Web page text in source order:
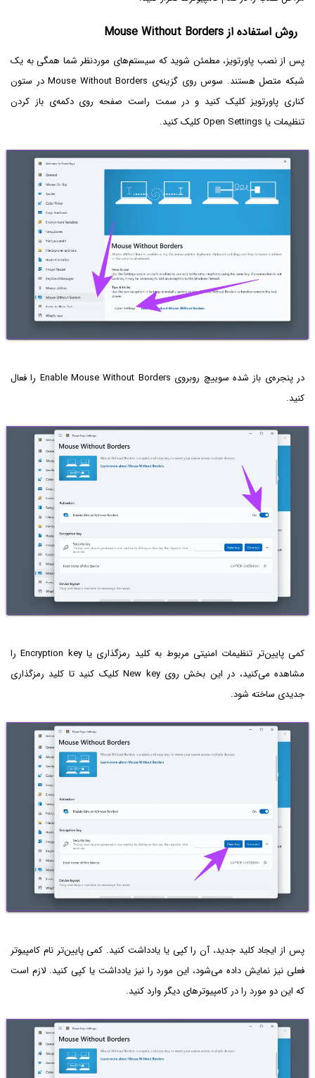
روش استفاده از Mouse Without Borders
پس از نصب پاورتویز، مطمئن شوید که سیستم‌های موردنظر شما همگی به یک
شبکه متصل هستند. سوس روی گزینه‌ی Mouse Without Borders در ستون
کناری پاورتویز کلیک کنید و در سمت راست صفحه روی دکمه‌ی باز کردن
تنظیمات یا Open Settings کلیک کنید.
در پنجره‌ی باز شده سوییچ روبروی Enable Mouse Without Borders را فعال
کنید.
کمی پایین‌تر تنظیمات امنیتی مربوط به کلید رمزگذاری یا Encryption key را
مشاهده می‌کنید، در این بخش روی New key کلیک کنید تا کلید رمزگذاری
جدیدی ساخته شود.
پس از ایجاد کلید جدید، آن را کپی یا یادداشت کنید. کمی پایین‌تر نام کامپیوتر
فعلی نیز نمایش داده می‌شود، این مورد را نیز یادداشت یا کپی کنید. لازم است
که این دو مورد را در کامپیوترهای دیگر وارد کنید.